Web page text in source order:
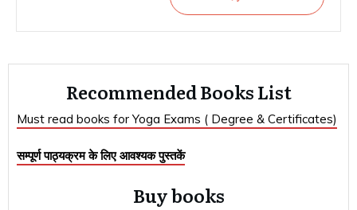
Recommended Books List
Must read books for Yoga Exams ( Degree & Certificates)
सम्पूर्ण पाठ्यक्रम के लिए आवश्यक पुस्तकें
Buy books